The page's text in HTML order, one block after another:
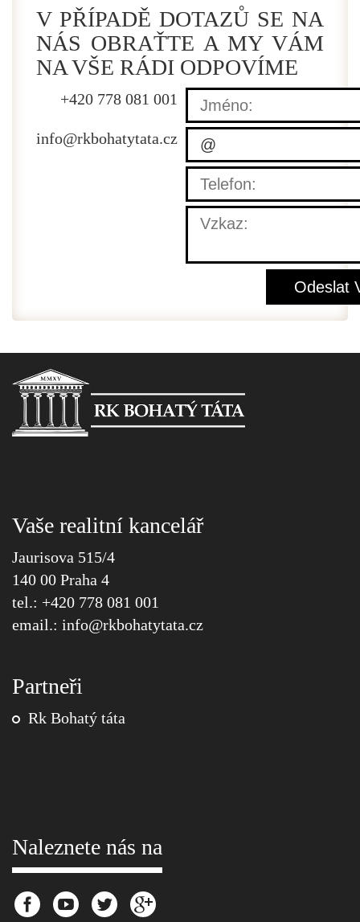
V PŘÍPADĚ DOTAZŮ SE NA
NÁS OBRAŤTE A MY VÁM
NA VŠE RÁDI ODPOVÍME
+420 778 081 001
info@rkbohatytata.cz
Vaše realitní kancelář
Jaurisova 515/4
140 00 Praha 4
tel.: +420 778 081 001
email.: info@rkbohatytata.cz
Partneři
Rk Bohatý táta
Naleznete nás na